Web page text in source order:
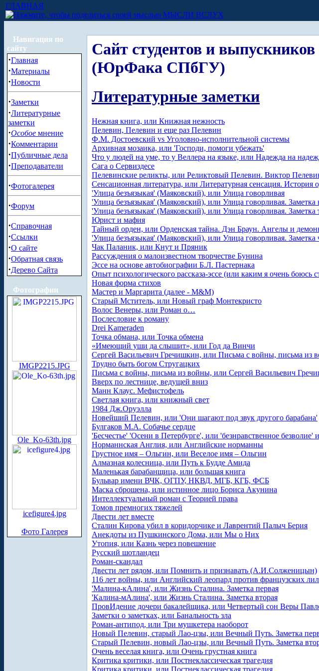
ГЛАВНАЯ
МЫСЛИ ВСЛУХ
Навигация по
сайту
·Главная
·Материалы
·Новости
·Заметки
·Литературные
заметки
·Особое мнение
·Комментарии
·Публичные дела
·Преподаватели
·Фотогалерея
·Форум
·Справочная
·Ссылки
·О сайте
·Обратная связь
·Дерево Сайта
Фотографии
IMGP2215.JPG
Ole_Ko-63th.jpg
icefigure4.jpg
Фото Галерея
Сайт студентов и
(ЮрФака СПбГУ)
Литературные заметки
Нежная книга, или Книжная нежность
Пелевин, Пелевин и еще раз Пелевин
Ф.М. Достоевский vs Уголовно-исполнительной системы
Архивная мозаика, или 'Господи, помоги убежать'
Что у людей на уме, то у Веллера на языке, или Надежда на
Сага о Сервиздесе
Пелевинские реликты, или Реликтовый Пелевин. Виктор
Сенсационная литература, или Литературная сенсация. История
'Улица безъязыкая' (Маяковский), или Улица говорливая
'Улица безъязыкая' (Маяковский), или Улица говорливая. Заметка
'Улица безъязыкая' (Маяковский), или Улица говорливая. Заметка
Юрист и мафия
Тайный орден, или Орденская тайна. Дэн Браун. Ангелы и
'Улица безъязыкая' (Маяковский), или Улица говорливая. Заметка
Чак Паланик, или Кнут и Пряник
Рассуждения о малоизвестном творчестве Бунина
Эссе на основе автобиографии Б.Л. Пастернака
Опыт психологического рассказа-эссе (или каким я очень боюсь
Новая форма стихов
Мастер и Маргарита (далее - М&М)
Старый Мститель, или Новый граф Монтекристо
Волос Венеры, или Роман о…
Послесловие к роману
Drei Kameraden
Точка обмана, или Точка обмена
«Имеющий уши да слышит», или Год да Винчи
Сергей Васильевич Гречишкин, или Письма с войны, письма из
Трудно быть богом Стругацких
Письма с войны, письма из войны, или Сергей Васильевич
Вверх по лестнице, ведущей вниз
Манн Клаус. Мефистофель
Светлая книга, или книжный свет
1984 Дж.Оруэлла
Новейший Пелевин, или 'Они шагают под звук другого барабана'
Булгаков М.А. Собачье сердце
'Бесчестье' 'Осени в Петербурге', или 'безнравственное безволие'
Норманнская Англия, или Английские норманны
Грустное имя – Ольгин, или Веселое имя – Ольгин
Алмазная колесница, или Путь к Будде Амида
Маленькая барабанщица, или большая книга
Бульвар имени ВЧК, ОГПУ, НКВД, МГБ, КГБ, ФСБ
Маска сброшена, или истинное лицо Бориса Акунина
Интеллектуальный роман с Теорией права
Томов премногих тяжелей
Двести лет вместе
Сталин Кирова убил в коридорчике и Лаврентий Палыч Берия
Анекдоты из Пушкинского Дома, или Мы о Них
Утопия, или Казнь через повешение
Русский шотландец
Роман-скандал
Двести лет рядом, или Помнить и признавать (А.И.Солженицын)
116 лет войны, или Английский леопард против французских
'Малина-кАлина', или Жизнь Сталина. Заметка первая
'Калина-мАлина', или Жизнь Сталина. Заметка вторая
ПровИдение дочери бакалейщика, или Четвертый сон Веры
Заметки о заметках, или Банальность зла
Роман-антипод, или Три мушкетера наоборот
Новый Пелевин, старый Лао-цзы, или Вечный Путь. Заметка
Старый Пелевин, новый Лао-цзы, или Вечный Путь. Заметка
Очень веселая книга, или Очень грустная книга
Критика критики, или Постнеклассическая трагедия
Критика критики, или Постнеклассическая трагедия